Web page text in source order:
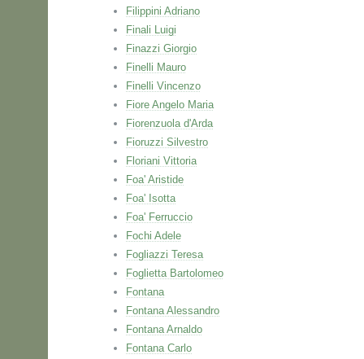
Filippini Adriano
Finali Luigi
Finazzi Giorgio
Finelli Mauro
Finelli Vincenzo
Fiore Angelo Maria
Fiorenzuola d'Arda
Fioruzzi Silvestro
Floriani Vittoria
Foa' Aristide
Foa' Isotta
Foa' Ferruccio
Fochi Adele
Fogliazzi Teresa
Foglietta Bartolomeo
Fontana
Fontana Alessandro
Fontana Arnaldo
Fontana Carlo